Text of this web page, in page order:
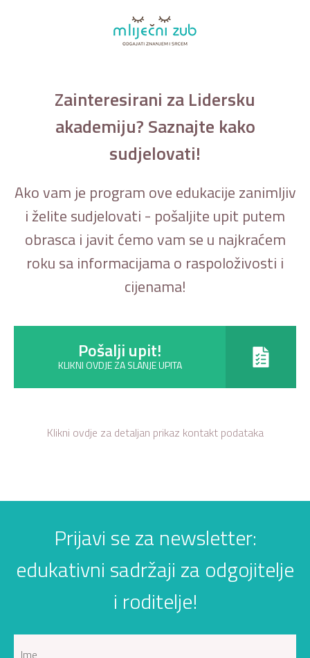
Zainteresirani za Lidersku
akademiju? Saznajte kako
sudjelovati!
Ako vam je program ove edukacije zanimljiv
i želite sudjelovati - pošaljite upit putem
obrasca i javit ćemo vam se u najkraćem
roku sa informacijama o raspoloživosti i
cijenama!
Pošalji upit!
KLIKNI OVDJE ZA SLANJE UPITA
Klikni ovdje za detaljan prikaz kontakt podataka
Prijavi se za newsletter:
edukativni sadržaji za odgojitelje
i roditelje!